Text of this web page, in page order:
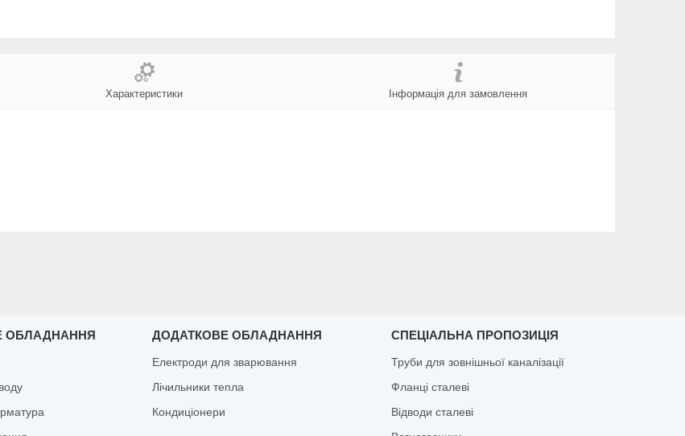
Характеристики Інформація для замовлення
ОБЛАДНАННЯ ДОДАТКОВЕ ОБЛАДНАННЯ
Електроди для зварювання
Лічильники тепла
Кондиціонери
СПЕЦІАЛЬНА ПРОПОЗИЦІЯ
Труби для зовнішньої каналізації
Фланці сталеві
Відводи сталеві